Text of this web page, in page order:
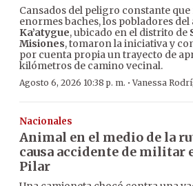
Cansados del peligro constante
enormes baches, los pobladores del
Ka’atygue, ubicado en el distrito de
Misiones, tomaron la iniciativa y
por cuenta propia un trayecto de
kilómetros de camino vecinal.
Agosto 6, 2026 10:38 p. m. ·Vanessa
Nacionales
Animal en el medio de la
causa accidente de militar
Pilar